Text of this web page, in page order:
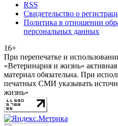
RSS
Свидетельство о
Политика в отношении
персональных данных
16+
При перепечатке и
«Ветеринария и жизнь»
материал обязательна. При
печатных СМИ указывать
жизнь»